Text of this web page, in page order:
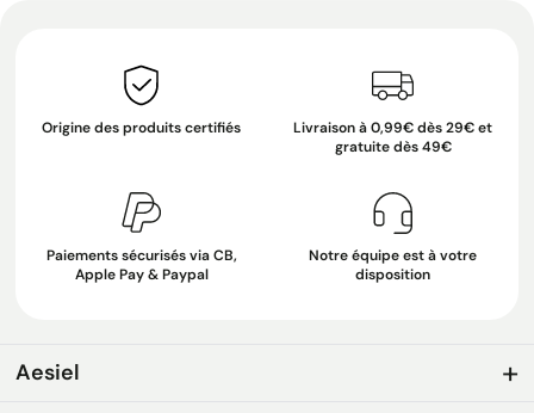
Origine des produits certifiés
Livraison à 0,99€ dès 29€ et
gratuite dès 49€
Paiements sécurisés via CB,
Apple Pay & Paypal
Notre équipe est à votre
disposition
Aesiel